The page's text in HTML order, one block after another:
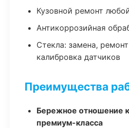
Кузовной ремонт
Антикоррозийная
Стекла: замена,
калибровка датчиков
Преимущества
Бережное отношение
премиум-класса